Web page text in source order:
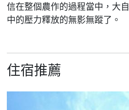
信在整個農作的過程當中，大
中的壓力釋放的無影無蹤了。
住宿推薦